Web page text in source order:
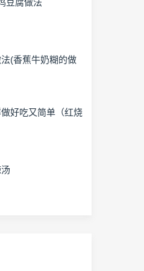
豆腐做法
(香蕉牛奶糊的做
好吃又简单（红烧